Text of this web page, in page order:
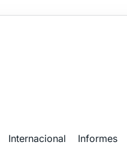
Internacional Informes